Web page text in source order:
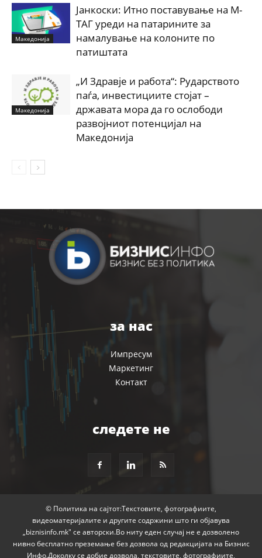
Македонија
Јанкоски: Итно поставување на М-
ТАГ уреди на патарините за
намалување на колоните по
патиштата
Македонија
„И Здравје и работа“: Рударството
паѓа, инвестициите стојат –
државата мора да го ослободи
развојниот потенцијал на
Македонија
за нас
Импресум
Маркетинг
Контакт
следете не
© Политика на сајтот:Текстовите, фотографиите,
видеоматеријалите и другите содржини што ги објавува
„biznisinfo.mk" се авторски.Во ниту еден случај не е дозволено
нивно бесплатно преземање без дозвола од редакцијата на Бизнис
Инфо.Доколку се добие дозвола, текстовите, фотографиите,